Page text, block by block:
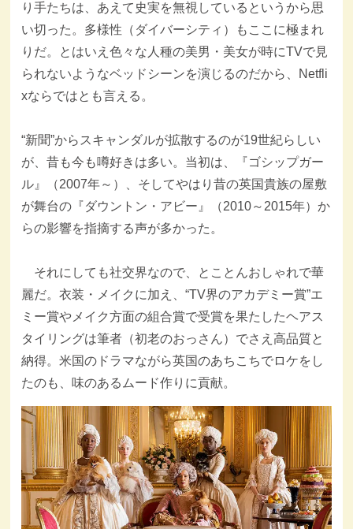
り手たちは、あえて史実を無視しているというから思
い切った。多様性（ダイバーシティ）もここに極まれ
りだ。とはいえ色々な人種の美男・美女が時にTVで見
られないようなベッドシーンを演じるのだから、Netfli
xならではとも言える。
“新聞”からスキャンダルが拡散するのが19世紀らしい
が、昔も今も噂好きは多い。当初は、『ゴシップガー
ル』（2007年～）、そしてやはり昔の英国貴族の屋敷
が舞台の『ダウントン・アビー』（2010～2015年）か
らの影響を指摘する声が多かった。
それにしても社交界なので、とことんおしゃれで華
麗だ。衣装・メイクに加え、“TV界のアカデミー賞”エ
ミー賞やメイク方面の組合賞で受賞を果たしたヘアス
タイリングは筆者（初老のおっさん）でさえ高品質と
納得。米国のドラマながら英国のあちこちでロケをし
たのも、味のあるムード作りに貢献。